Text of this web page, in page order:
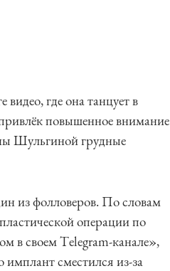
где она танцует в
повышенное внимание
Шульгиной грудные
из фолловеров. По словам
операции по
в своем Тelegram-канале»,
имплант сместился из-за